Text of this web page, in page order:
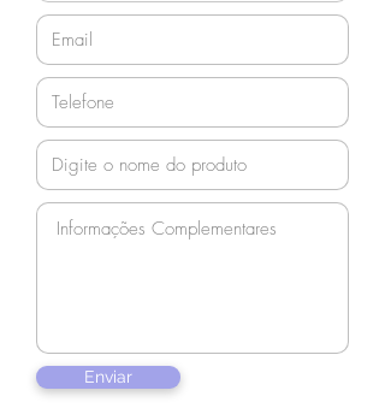
Enviar